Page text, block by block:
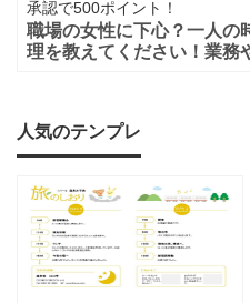
承認で500ポイント！
職場の女性に下心？一人の
理を教えてください！業務
かけてくるのは下心があ
人気のテンプレ